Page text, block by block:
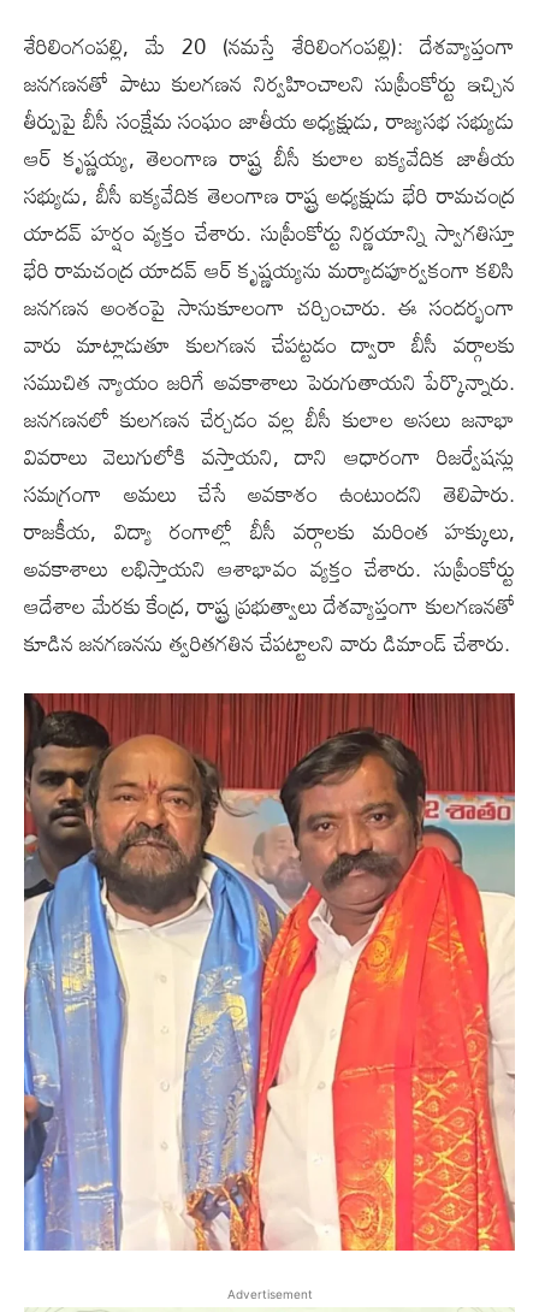
శేరిలింగంప‌ల్లి, మే 20 (న‌మ‌స్తే శేరిలింగంప‌ల్లి): దేశవ్యాప్తంగా
జనగణనతో పాటు కులగణన నిర్వహించాలని సుప్రీంకోర్టు ఇచ్చిన
తీర్పుపై బీసీ సంక్షేమ సంఘం జాతీయ అధ్యక్షుడు, రాజ్యసభ సభ్యుడు
ఆర్ కృష్ణయ్య, తెలంగాణ రాష్ట్ర బీసీ కులాల ఐక్యవేదిక జాతీయ
సభ్యుడు, బీసీ ఐక్యవేదిక తెలంగాణ రాష్ట్ర అధ్యక్షుడు భేరి రామచంద్ర
యాదవ్ హర్షం వ్యక్తం చేశారు. సుప్రీంకోర్టు నిర్ణయాన్ని స్వాగతిస్తూ
భేరి రామచంద్ర యాదవ్ ఆర్ కృష్ణయ్యను మర్యాదపూర్వకంగా కలిసి
జనగణన అంశంపై సానుకూలంగా చర్చించారు. ఈ సందర్భంగా
వారు మాట్లాడుతూ కులగణన చేపట్టడం ద్వారా బీసీ వర్గాలకు
సముచిత న్యాయం జరిగే అవకాశాలు పెరుగుతాయని పేర్కొన్నారు.
జనగణనలో కులగణన చేర్చడం వల్ల బీసీ కులాల అసలు జనాభా
వివరాలు వెలుగులోకి వస్తాయని, దాని ఆధారంగా రిజర్వేషన్లు
సమగ్రంగా అమలు చేసే అవకాశం ఉంటుందని తెలిపారు.
రాజకీయ, విద్యా రంగాల్లో బీసీ వర్గాలకు మరింత హక్కులు,
అవకాశాలు లభిస్తాయని ఆశాభావం వ్యక్తం చేశారు. సుప్రీంకోర్టు
ఆదేశాల మేరకు కేంద్ర, రాష్ట్ర ప్రభుత్వాలు దేశవ్యాప్తంగా కులగణనతో
కూడిన జనగణనను త్వరితగతిన చేపట్టాలని వారు డిమాండ్ చేశారు.
Advertisement